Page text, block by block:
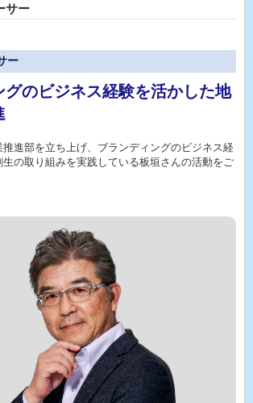
サー
ー
グのビジネス経験を活かした地
進部を立ち上げ、ブランディングのビジネス経
の取り組みを実践している板垣さんの活動をご